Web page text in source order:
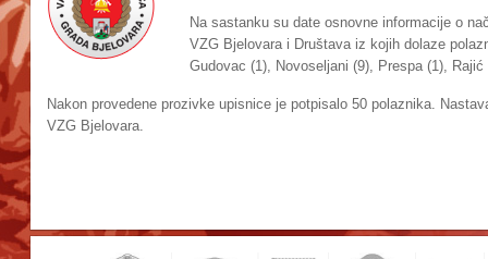
Na sastanku su date osnovne informacije o
VZG Bjelovara i Društava iz kojih dolaze
Gudovac (1), Novoseljani (9), Prespa (1),
Nakon provedene prozivke upisnice je potpisalo 50 polaznika.
VZG Bjelovara.